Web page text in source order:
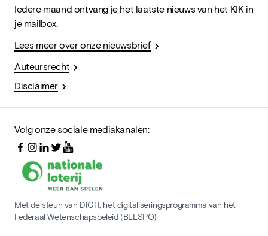
Iedere maand ontvang je het laatste nieuws van het KIK in
je mailbox.
Lees meer over onze nieuwsbrief
Auteursrecht
Disclaimer
Volg onze sociale mediakanalen:
Met de steun van DIGIT, het digitaliseringsprogramma van het
Federaal Wetenschapsbeleid (BELSPO)